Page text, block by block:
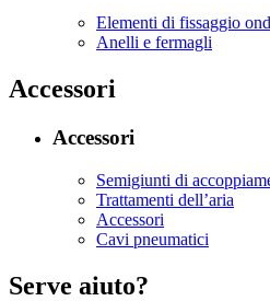
Elementi di fissaggio
Anelli e fermagli
Accessori
Accessori
Semigiunti di
Trattamenti dell’aria
Accessori
Cavi pneumatici
Serve aiuto?